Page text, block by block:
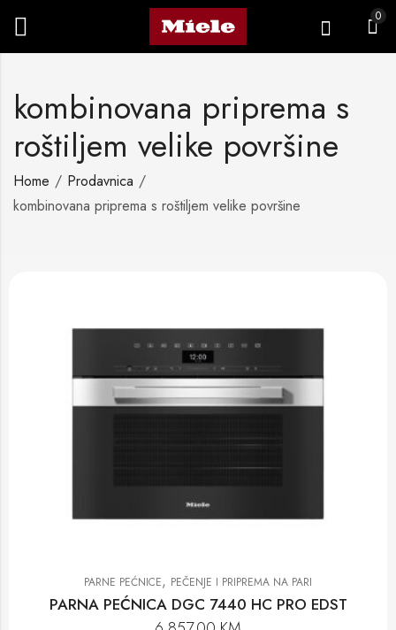
0
kombinovana priprema s
roštiljem velike površine
Home
Prodavnica
kombinovana priprema s roštiljem velike površine
PARNE PEĆNICE, PEČENJE I PRIPREMA NA PARI
PARNA PEĆNICA DGC 7440 HC PRO EDST